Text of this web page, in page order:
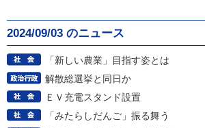
2024/09/03 のニュース
「新しい農業」目指す姿とは
解散総選挙と同日か
ＥＶ充電スタンド設置
「みたらしだんご」振る舞う